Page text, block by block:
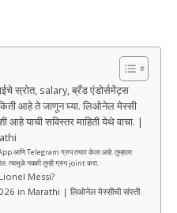
स्रोत, salary, ब्रँड एंडोर्समेंट्स
आहे ते जाणून घ्या. लिओनेल मेस्सी
याची सविस्तर माहिती येथे वाचा. |
आणि Telegram ग्रुप तयार केला आहे. तुम्हाला
त्यामुळे नक्की तुम्ही ग्रुप joint करा.
Messi?
in Marathi | लिओनेल मेस्सीची संपत्ती